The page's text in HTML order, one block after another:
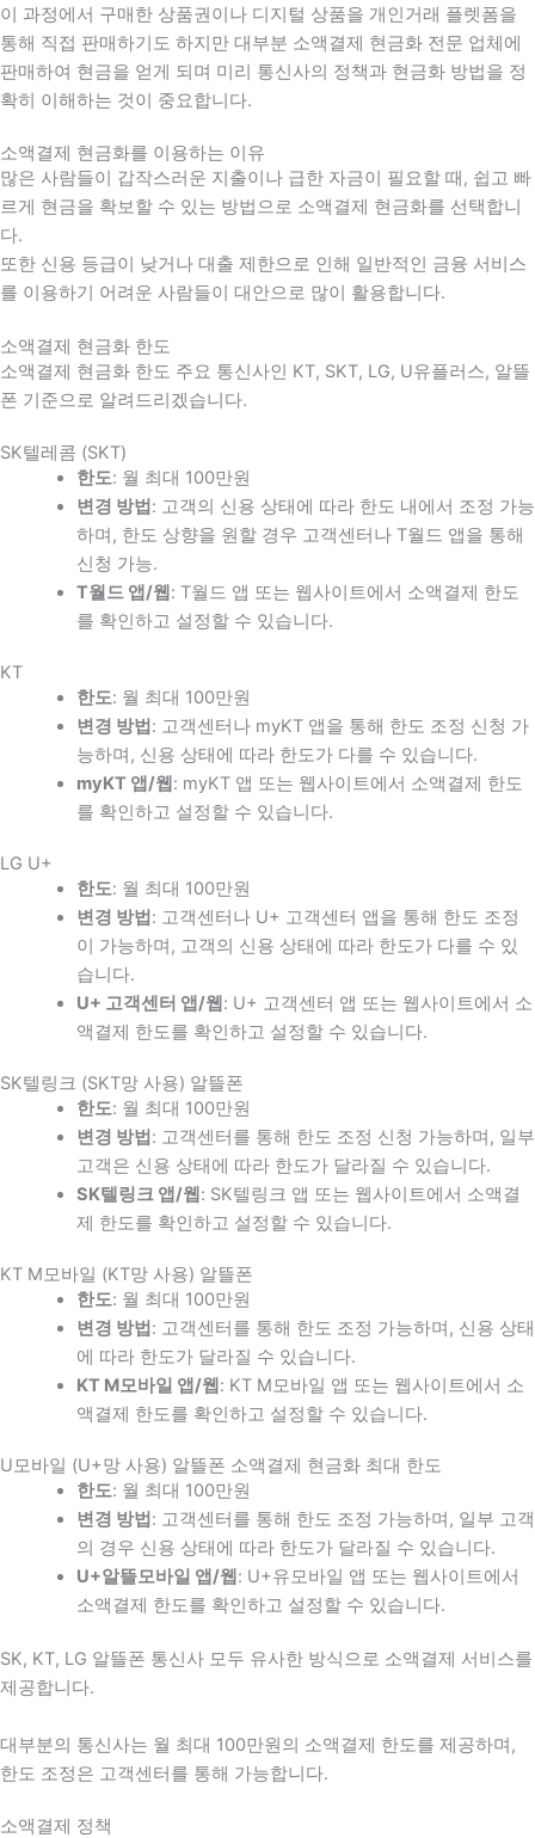
이 과정에서 구매한 상품권이나 디지털 상품을 개인거래 플렛폼을
통해 직접 판매하기도 하지만 대부분 소액결제 현금화 전문 업체에
판매하여 현금을 얻게 되며 미리 통신사의 정책과 현금화 방법을 정
확히 이해하는 것이 중요합니다.
소액결제 현금화를 이용하는 이유
많은 사람들이 갑작스러운 지출이나 급한 자금이 필요할 때 , 쉽고 빠
르게 현금을 확보할 수 있는 방법으로 소액결제 현금화를 선택합니
다.
또한 신용 등급이 낮거나 대출 제한으로 인해 일반적인 금융 서비스
를 이용하기 어려운 사람들이 대안으로 많이 활용합니다.
소액결제 현금화 한도
소액결제 현금화 한도 주요 통신사인 KT, SKT, LG, U유플러스, 알뜰
폰 기준으로 알려드리겠습니다.
SK텔레콤 (SKT)
한도: 월 최대 100만원
변경 방법 : 고객의 신용 상태에 따라 한도 내에서 조정 가능
하며, 한도 상향을 원할 경우 고객센터나 T월드 앱을 통해
신청 가능.
T월드 앱/웹 : T월드 앱 또는 웹사이트에서 소액결제 한도
를 확인하고 설정할 수 있습니다.
KT
한도: 월 최대 100만원
변경 방법 : 고객센터나 myKT 앱을 통해 한도 조정 신청 가
능하며, 신용 상태에 따라 한도가 다를 수 있습니다.
myKT 앱/웹 : myKT 앱 또는 웹사이트에서 소액결제 한도
를 확인하고 설정할 수 있습니다.
LG U+
한도: 월 최대 100만원
변경 방법 : 고객센터나 U+ 고객센터 앱을 통해 한도 조정
이 가능하며, 고객의 신용 상태에 따라 한도가 다를 수 있
습니다.
U+ 고객센터 앱/웹 : U+ 고객센터 앱 또는 웹사이트에서 소
액결제 한도를 확인하고 설정할 수 있습니다.
SK텔링크 (SKT망 사용) 알뜰폰
한도: 월 최대 100만원
변경 방법 : 고객센터를 통해 한도 조정 신청 가능하며, 일부
고객은 신용 상태에 따라 한도가 달라질 수 있습니다.
SK텔링크 앱/웹 : SK텔링크 앱 또는 웹사이트에서 소액결
제 한도를 확인하고 설정할 수 있습니다.
KT M모바일 (KT망 사용) 알뜰폰
한도: 월 최대 100만원
변경 방법 : 고객센터를 통해 한도 조정 가능하며, 신용 상태
에 따라 한도가 달라질 수 있습니다.
KT M모바일 앱/웹 : KT M모바일 앱 또는 웹사이트에서 소
액결제 한도를 확인하고 설정할 수 있습니다.
U모바일 (U+망 사용) 알뜰폰 소액결제 현금화 최대 한도
한도: 월 최대 100만원
변경 방법 : 고객센터를 통해 한도 조정 가능하며, 일부 고객
의 경우 신용 상태에 따라 한도가 달라질 수 있습니다.
U+알뜰모바일 앱/웹 : U+유모바일 앱 또는 웹사이트에서
소액결제 한도를 확인하고 설정할 수 있습니다.
SK, KT, LG 알뜰폰 통신사 모두 유사한 방식으로 소액결제 서비스를
제공합니다.
대부분의 통신사는 월 최대 100만원의 소액결제 한도를 제공하며,
한도 조정은 고객센터를 통해 가능합니다.
소액결제 정책